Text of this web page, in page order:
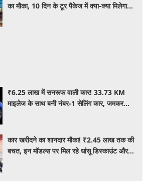
का मौका, 10 दिन के टूर पैकेज में क्या-क्या मिलेगा?
₹6.25 लाख में सनरूफ वाली कार! 33.73 KM
माइलेज के साथ बनी नंबर-1 सेलिंग कार, जमकर
कार खरीदने का शानदार मौका! ₹2.45 लाख तक की
बचत, इन मॉडल्स पर मिल रहे धांसू डिस्काउंट और